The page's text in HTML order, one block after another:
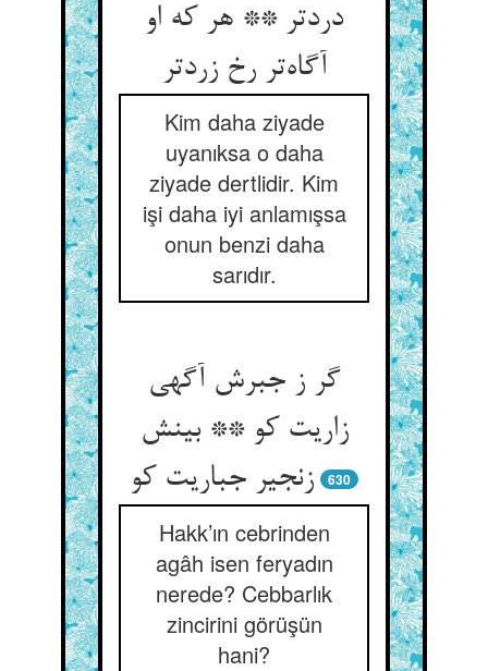
دردتر ** هر که او
آگاه‌‌تر رخ زردتر
Kim daha ziyade
uyanıksa o daha
ziyade dertlidir. Kim
işi daha iyi anlamışsa
onun benzi daha
sarıdır.
گر ز جبرش آگهی
زاریت کو ** بینش
زنجیر جباریت کو
630
Hakk’ın cebrinden
agâh isen feryadın
nerede? Cebbarlık
zincirini görüşün
hani?